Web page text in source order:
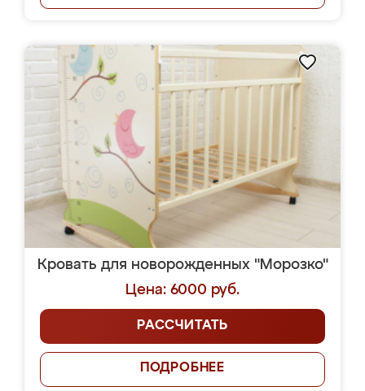
Кровать для новорожденных "Морозко"
Цена: 6000 руб.
РАССЧИТАТЬ
ПОДРОБНЕЕ